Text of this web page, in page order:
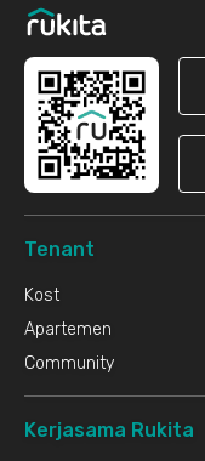
Tenant
Kost
Apartemen
Community
Kerjasama Rukita